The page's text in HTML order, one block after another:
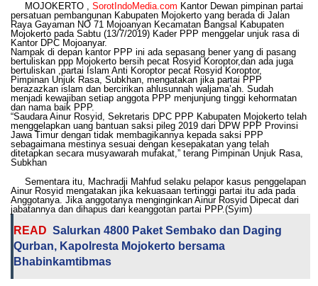
MOJOKERTO , SorotIndoMedia.com Kantor Dewan pimpinan partai
persatuan pembangunan Kabupaten Mojokerto yang berada di Jalan
Raya Gayaman NO 71 Mojoanyan Kecamatan Bangsal Kabupaten
Mojokerto pada Sabtu (13/7/2019) Kader PPP menggelar unjuk rasa di
Kantor DPC Mojoanyar.
Nampak di depan kantor PPP ini ada sepasang bener yang di pasang
bertuliskan ppp Mojokerto bersih pecat Rosyid Koroptor,dan ada juga
bertuliskan ,partai Islam Anti Koroptor pecat Rosyid Koroptor,
Pimpinan Unjuk Rasa, Subkhan, mengatakan jika partai PPP
berazazkan islam dan bercirikan ahlusunnah waljama’ah. Sudah
menjadi kewajiban setiap anggota PPP menjunjung tinggi kehormatan
dan nama baik PPP.
“Saudara Ainur Rosyid, Sekretaris DPC PPP Kabupaten Mojokerto telah
menggelapkan uang bantuan saksi pileg 2019 dari DPW PPP Provinsi
Jawa Timur dengan tidak membagikannya kepada saksi PPP
sebagaimana mestinya sesuai dengan kesepakatan yang telah
ditetapkan secara musyawarah mufakat,” terang Pimpinan Unjuk Rasa,
Subkhan
Sementara itu, Machradji Mahfud selaku pelapor kasus penggelapan
Ainur Rosyid mengatakan jika kekuasaan tertinggi partai itu ada pada
Anggotanya. Jika anggotanya menginginkan Ainur Rosyid Dipecat dari
jabatannya dan dihapus dari keanggotan partai PPP.(Syim)
READ Salurkan 4800 Paket Sembako dan Daging
Qurban, Kapolresta Mojokerto bersama
Bhabinkamtibmas